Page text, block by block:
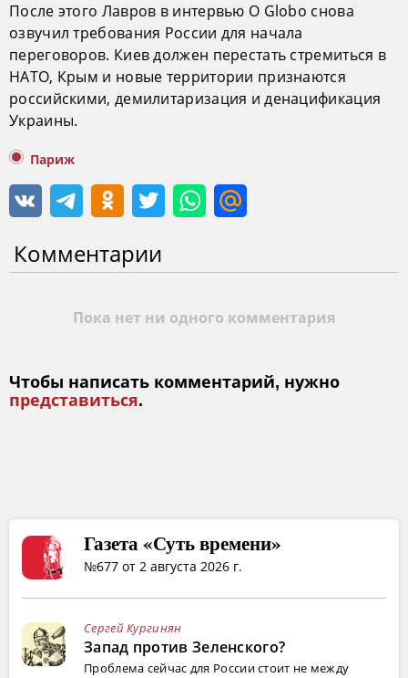
После этого Лавров в интервью O Globo снова
озвучил требования России для начала
переговоров. Киев должен перестать стремиться в
НАТО, Крым и новые территории признаются
российскими, демилитаризация и денацификация
Украины.
Париж
Комментарии
Пока нет ни одного комментария
Чтобы написать комментарий, нужно
представиться.
Газета «Суть времени»
№677 от 2 августа 2026 г.
Сергей Кургинян
Запад против Зеленского?
Проблема сейчас для России стоит не между